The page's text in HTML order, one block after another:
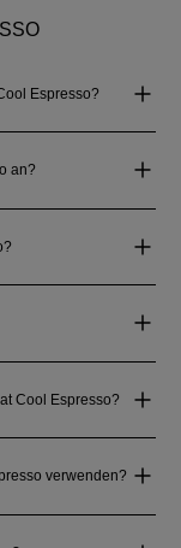
Espresso?
an?
Cool Espresso?
verwenden?